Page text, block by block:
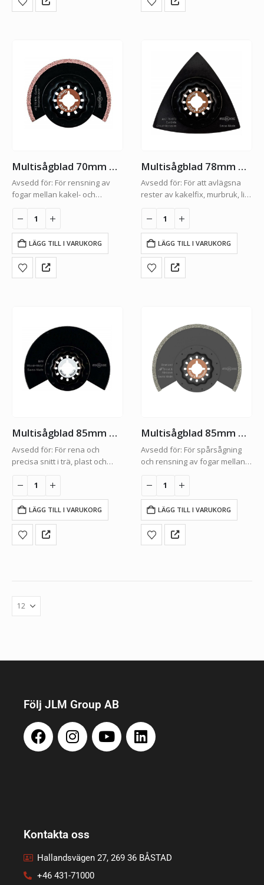
Multisågblad 70mm HM flis
Avsedd för: För rensning av
fogar mellan kakel- och
70mmFäste:
LÄGG TILL I VARUKORG
Multisågblad 78mm Rasp HM flis
Avsedd för: För att avlägsna
rester av kakelfix, murbruk, lim
Bredd: 78mm
Förpacking: 1-Pack
LÄGG TILL I VARUKORG
Multisågblad 85mm Bi-metall
Avsedd för: För rena och
precisa snitt i trä, plast och
STARLOCKFörpacking: 1-Pack
LÄGG TILL I VARUKORG
Multisågblad 85mm Diamant
Avsedd för: För spårsågning
och rensning av fogar mellan
85mmFäste:
STARLOCKFörpacking: 1-Pack
LÄGG TILL I VARUKORG
Följ JLM Group AB
Kontakta oss
Hallandsvägen 27, 269 36 BÅSTAD
+46 431-71000